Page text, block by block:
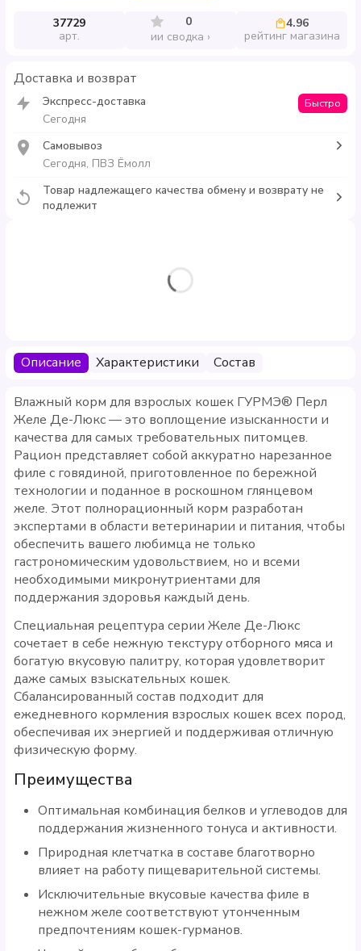
37729
арт.
0
ии сводка
4.96
рейтинг магазина
Доставка и возврат
Экспресс-доставка
Сегодня
Быстро
Самовывоз
Сегодня, ПВЗ Ёмолл
Товар надлежащего качества обмену и возврату не
подлежит
Описание Характеристики Состав
Влажный корм для взрослых кошек ГУРМЭ® Перл
Желе Де-Люкс — это воплощение изысканности и
качества для самых требовательных питомцев.
Рацион представляет собой аккуратно нарезанное
филе с говядиной, приготовленное по бережной
технологии и поданное в роскошном глянцевом
желе. Этот полнорационный корм разработан
экспертами в области ветеринарии и питания, чтобы
обеспечить вашего любимца не только
гастрономическим удовольствием, но и всеми
необходимыми микронутриентами для
поддержания здоровья каждый день.
Специальная рецептура серии Желе Де-Люкс
сочетает в себе нежную текстуру отборного мяса и
богатую вкусовую палитру, которая удовлетворит
даже самых взыскательных кошек.
Сбалансированный состав подходит для
ежедневного кормления взрослых кошек всех пород,
обеспечивая их энергией и поддерживая отличную
физическую форму.
Преимущества
Оптимальная комбинация белков и углеводов для
поддержания жизненного тонуса и активности.
Природная клетчатка в составе благотворно
влияет на работу пищеварительной системы.
Исключительные вкусовые качества филе в
нежном желе соответствуют утонченным
предпочтениям кошек-гурманов.